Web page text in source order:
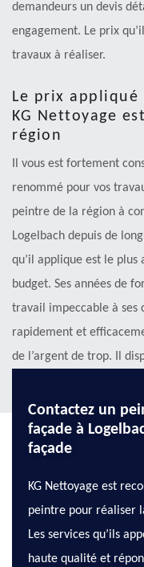
demandeurs un devis
engagement. Le prix
travaux à réaliser.
Le prix
KG Nettoyage
région
Il vous est fortement
renommé pour vos
peintre de la région à
Logelbach depuis de
qu’il applique est le
budget. Ses années de
travail impeccable à ses
rapidement et
de l’argent de trop. Il
Contactez un
façade à
façade
KG Nettoyage est
peintre pour réaliser
Les services qu’ils
haute qualité et